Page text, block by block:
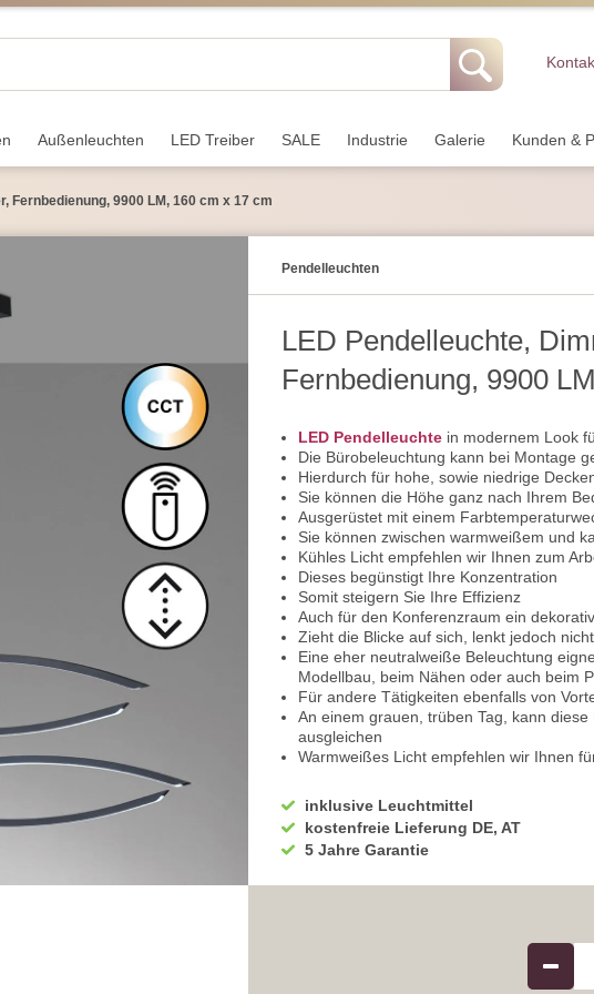
Außen­leuchten LED Treiber SALE Industrie Galerie Kunden &
Fernbedienung, 9900 LM, 160 cm x 17 cm
Pendel­leuchten
LED Pendelleuchte,
Fernbedienung, 9900
LED Pendelleuchte in modernem Look
Die Bürobeleuchtung kann bei Montage
Hierdurch für hohe, sowie niedrige
Sie können die Höhe ganz nach Ihrem
Ausgerüstet mit einem
Sie können zwischen warmweißem und
Kühles Licht empfehlen wir Ihnen zum
Dieses begünstigt Ihre Konzentration
Somit steigern Sie Ihre Effizienz
Auch für den Konferenzraum ein
Zieht die Blicke auf sich, lenkt jedoch
Eine eher neutralweiße Beleuchtung
Modellbau, beim Nähen oder auch beim
Für andere Tätigkeiten ebenfalls von
An einem grauen, trüben Tag, kann
ausgleichen
Warmweißes Licht empfehlen wir Ihnen
Hier können Sie die Beleuchtung Ihrem
Sie haben die Möglichkeit, diese
Dadurch für Restaurants und Cafés von
Integriert ist ein Dimmer
Mittlere Helligkeit, um den Feierabend
In gediegener Lichtstimmung einfach
inklusive Leuchtmittel
kostenfreie Lieferung DE, AT
5 Jahre Garantie